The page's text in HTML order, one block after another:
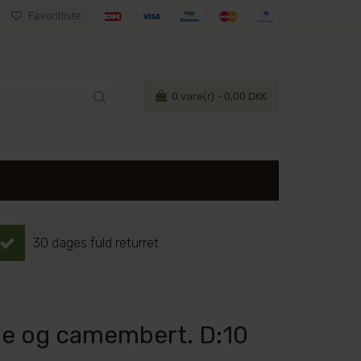
Favoritliste
0 vare(r) - 0,00 DKK
30 dages fuld returret
og camembert. D:10